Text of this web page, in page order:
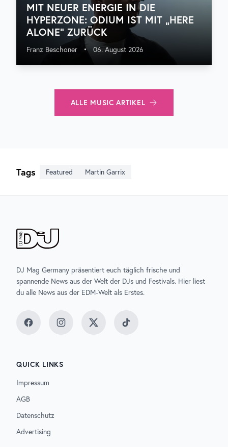
MIT NEUER ENERGIE IN DIE
HYPERZONE: ODIUM IST MIT „HERE
ALONE“ ZURÜCK
Franz Beschoner • 06. August 2026
ALLE MUSIC ARTIKEL
Tags Featured Martin Garrix
DJ Mag Germany präsentiert euch täglich frische und
spannende News aus der Welt der DJs und Festivals. Hier liest
du alle News aus der EDM-Welt als Erstes.
FacebookInstagramTwitter TikTok
QUICK LINKS
Impressum
AGB
Datenschutz
Advertising